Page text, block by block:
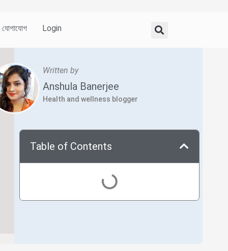
যোগাযোগ
Login
Written by
Anshula Banerjee
Health and wellness blogger
Table of Contents